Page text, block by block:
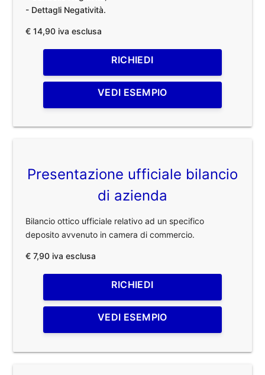
- Dettagli Negatività.
€ 14,90 iva esclusa
RICHIEDI
VEDI ESEMPIO
Presentazione ufficiale bilancio
di azienda
Bilancio ottico ufficiale relativo ad un specifico
deposito avvenuto in camera di commercio.
€ 7,90 iva esclusa
RICHIEDI
VEDI ESEMPIO